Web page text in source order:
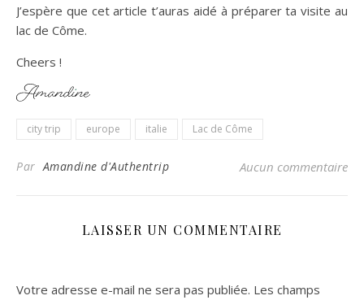
J’espère que cet article t’auras aidé à préparer ta visite au
lac de Côme.
Cheers !
city trip europe italie Lac de Côme
ParAmandine d'Authentrip Aucun commentaire
LAISSER UN COMMENTAIRE
Votre adresse e-mail ne sera pas publiée. Les champs